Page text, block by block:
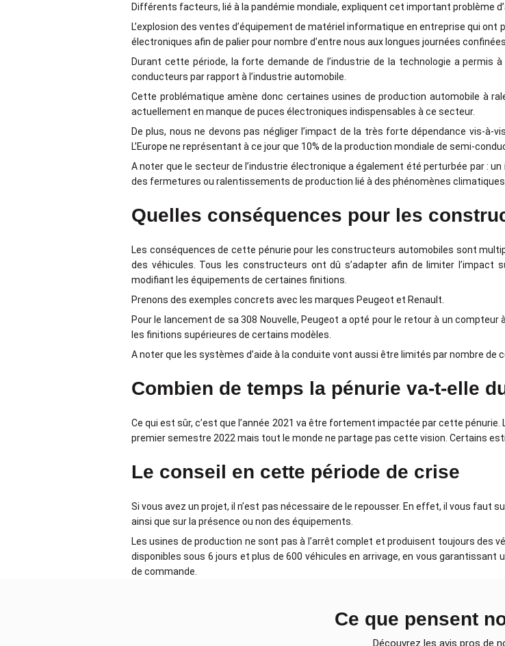
Différents facteurs, lié à la pandémie mondiale, expliquent cet important problème
L’explosion des ventes d’équipement de matériel informatique en entreprise qui
électroniques afin de palier pour nombre d’entre nous aux longues journées
Durant cette période, la forte demande de l’industrie de la technologie a permis
conducteurs par rapport à l’industrie automobile.
Cette problématique amène donc certaines usines de production automobile à
actuellement en manque de puces électroniques indispensables à ce secteur.
De plus, nous ne devons pas négliger l’impact de la très forte dépendance vis-à-
L’Europe ne représentant à ce jour que 10% de la production mondiale de semi-
A noter que le secteur de l’industrie électronique a également été perturbée par :
des fermetures ou ralentissements de production lié à des phénomènes climatiques.
Quelles conséquences pour les
Les conséquences de cette pénurie pour les constructeurs automobiles sont
des véhicules. Tous les constructeurs ont dû s’adapter afin de limiter l’impact
modifiant les équipements de certaines finitions.
Prenons des exemples concrets avec les marques Peugeot et Renault.
Pour le lancement de sa 308 Nouvelle, Peugeot a opté pour le retour à un
les finitions supérieures de certains modèles.
A noter que les systèmes d’aide à la conduite vont aussi être limités par nombre de
Combien de temps la pénurie va-t-elle
Ce qui est sûr, c’est que l’année 2021 va être fortement impactée par cette
premier semestre 2022 mais tout le monde ne partage pas cette vision. Certains
Le conseil en cette période de crise
Si vous avez un projet, il n’est pas nécessaire de le repousser. En effet, il vous faut
ainsi que sur la présence ou non des équipements.
Les usines de production ne sont pas à l’arrêt complet et produisent toujours des
disponibles sous 6 jours et plus de 600 véhicules en arrivage, en vous
de commande.
Ce que pensent
Découvrez les avis pros de